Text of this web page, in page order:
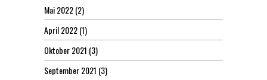
Mai 2022(2)
April 2022(1)
Oktober 2021 (3)
September 2021 (3)